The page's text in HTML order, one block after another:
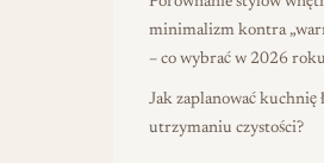
minimalizm kontra
– co wybrać w 2026
Jak zaplanować kuchnię
utrzymaniu czystości?